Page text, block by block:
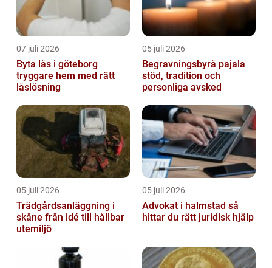
07 juli 2026
Byta lås i göteborg
tryggare hem med rätt
låslösning
05 juli 2026
Begravningsbyrå pajala
stöd, tradition och
personliga avsked
05 juli 2026
Trädgårdsanläggning i
skåne från idé till hållbar
utemiljö
05 juli 2026
Advokat i halmstad så
hittar du rätt juridisk hjälp